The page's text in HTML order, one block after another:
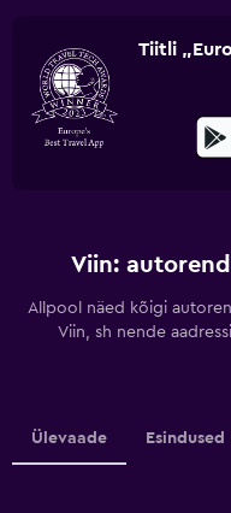
Tiitli
Viin:
Allpool näed kõigi
Viin, sh nende
Ülevaade Esindused